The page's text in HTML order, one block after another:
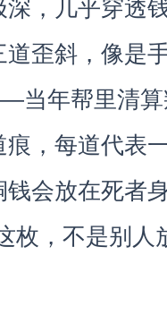
，几乎穿透
歪斜，像是
当年帮里清
，每道代表
会放在死者
枚，不是别